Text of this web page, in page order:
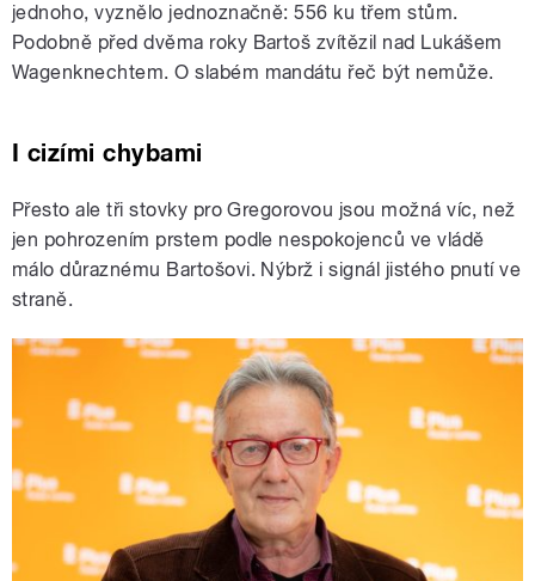
jednoho, vyznělo jednoznačně: 556 ku třem stům.
Podobně před dvěma roky Bartoš zvítězil nad Lukášem
Wagenknechtem. O slabém mandátu řeč být nemůže.
I cizími chybami
Přesto ale tři stovky pro Gregorovou jsou možná víc, než
jen pohrozením prstem podle nespokojenců ve vládě
málo důraznému Bartošovi. Nýbrž i signál jistého pnutí ve
straně.